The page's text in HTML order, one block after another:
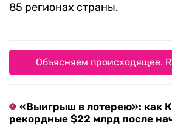
85 регионах страны.
Объясняем происходящее.
«Выигрыш в лотерею»: как
рекордные $22 млрд после